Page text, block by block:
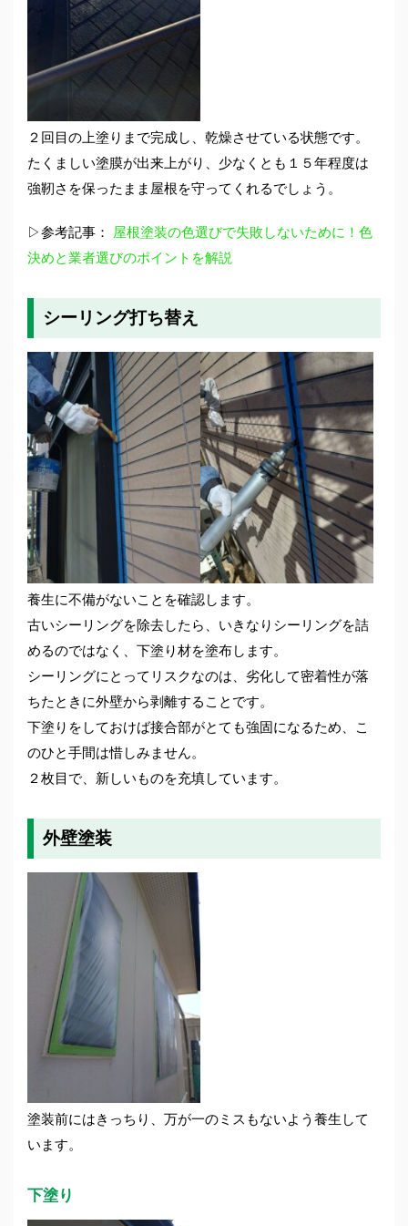
２回目の上塗りまで完成し、乾燥させている状態です。
たくましい塗膜が出来上がり、少なくとも１５年程度は
強靭さを保ったまま屋根を守ってくれるでしょう。
▷参考記事：
屋根塗装の色選びで失敗しないために！色
決めと業者選びのポイントを解説
シーリング打ち替え
養生に不備がないことを確認します。
古いシーリングを除去したら、いきなりシーリングを詰
めるのではなく、下塗り材を塗布します。
シーリングにとってリスクなのは、劣化して密着性が落
ちたときに外壁から剥離することです。
下塗りをしておけば接合部がとても強固になるため、こ
のひと手間は惜しみません。
２枚目で、新しいものを充填しています。
外壁塗装
塗装前にはきっちり、万が一のミスもないよう養生して
います。
下塗り